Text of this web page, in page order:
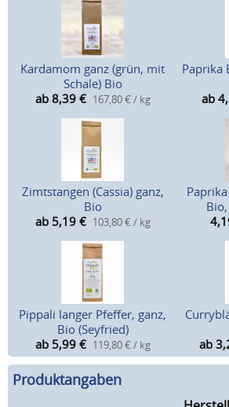
Kardamom ganz (grün, mit
Schale) Bio
ab 8,39 € 167,80 € / kg
Paprika
ab
Zimtstangen (Cassia) ganz,
Bio
ab 5,19 € 103,80 € / kg
Pippali langer Pfeffer, ganz,
Bio (Seyfried)
ab 5,99 € 119,80 € / kg
ab
Produktangaben